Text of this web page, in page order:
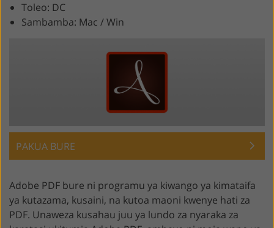
Toleo: DC
Sambamba: Mac / Win
PAKUA BURE
Adobe PDF bure ni programu ya kiwango ya kimataifa
ya kutazama, kusaini, na kutoa maoni kwenye hati za
PDF. Unaweza kusahau juu ya lundo za nyaraka za